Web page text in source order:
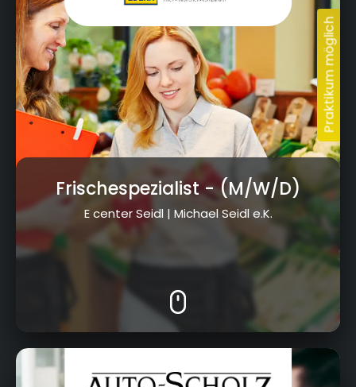
Frischespezialist- (M/W/D)
E center Seidl | Michael Seidl e.K.
Adalbert-Raps-Straße 4 + Albert-
Ruckdeschel-Straße 31, 95326 Kulmbach